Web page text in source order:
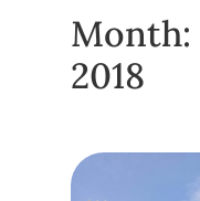
Month:
2018